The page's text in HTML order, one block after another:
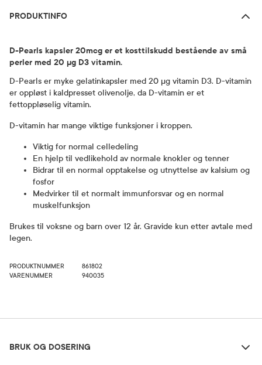
PRODUKTINFO
D-Pearls kapsler 20mcg er et kosttilskudd bestående av små
perler med 20 µg D3 vitamin.
D-Pearls er myke gelatinkapsler med 20 µg vitamin D3. D-vitamin
er oppløst i kaldpresset olivenolje, da D-vitamin er et
fettoppløselig vitamin.
D-vitamin har mange viktige funksjoner i kroppen.
Viktig for normal celledeling
En hjelp til vedlikehold av normale knokler og tenner
Bidrar til en normal opptakelse og utnyttelse av kalsium og
fosfor
Medvirker til et normalt immunforsvar og en normal
muskelfunksjon
Brukes til voksne og barn over 12 år. Gravide kun etter avtale med
legen.
PRODUKTNUMMER
861802
VARENUMMER
940035
BRUK OG DOSERING